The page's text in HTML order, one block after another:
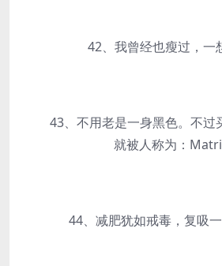
42、我曾经也瘦过，一想
43、不用老是一身黑色。不过
就被人称为：
44、减肥犹如戒毒，复吸一